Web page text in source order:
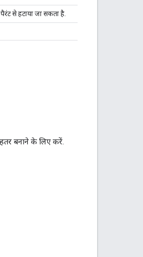
से हटाया जा सकता है.
बनाने के लिए करें.